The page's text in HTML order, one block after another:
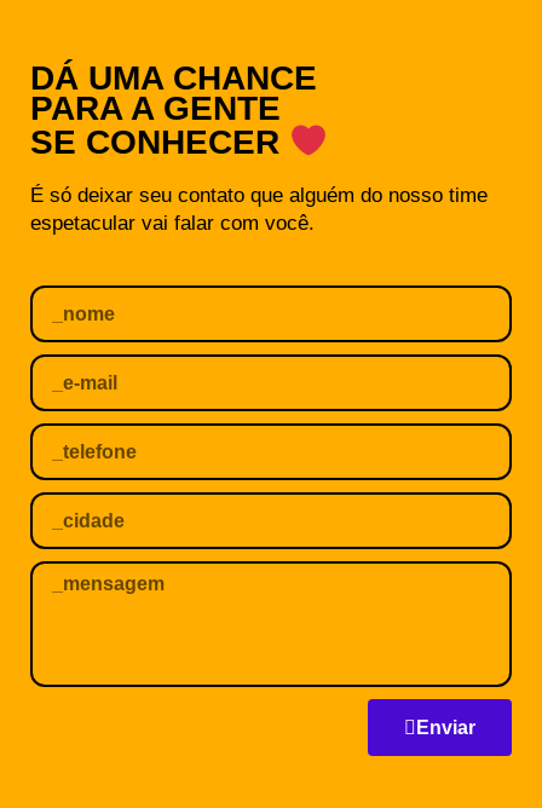
DÁ UMA CHANCE
PARA A GENTE
SE CONHECER
É só deixar seu contato que alguém do nosso time
espetacular vai falar com você.
Enviar